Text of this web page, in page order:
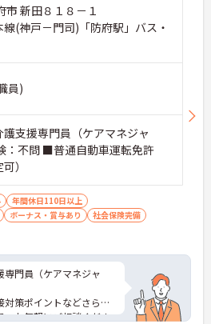
市 新田８１８－１
線(神戸－門司)「防府駅」バス・
員)
支援専門員（ケアマネジャ
：不問 ■普通自動車運転免許
）
年間休日110日以上
ボーナス・賞与あり
社会保険完備
専門員（ケアマネジャ
対策ポイントなどさらに
、お気軽にご相談くださ